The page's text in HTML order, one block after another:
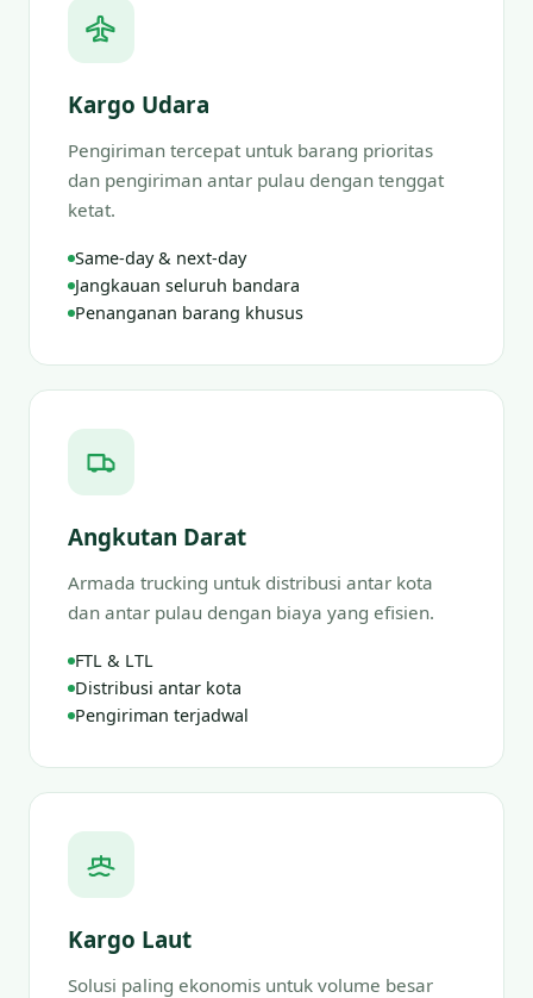
Kargo Udara
Pengiriman tercepat untuk barang prioritas
dan pengiriman antar pulau dengan tenggat
ketat.
Same-day & next-day
Jangkauan seluruh bandara
Penanganan barang khusus
Angkutan Darat
Armada trucking untuk distribusi antar kota
dan antar pulau dengan biaya yang efisien.
FTL & LTL
Distribusi antar kota
Pengiriman terjadwal
Kargo Laut
Solusi paling ekonomis untuk volume besar